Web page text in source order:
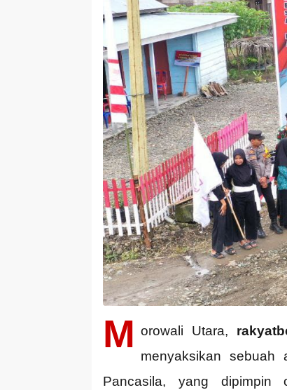
M orowali Utara,
menyaksikan sebuah
Pancasila, yang dipimpin